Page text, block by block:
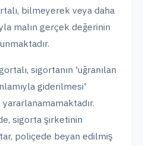
bilmeyerek veya daha
malın gerçek değerinin
sigortanın 'uğranılan
giderilmesi'
sigorta şirketinin
poliçede beyan edilmiş